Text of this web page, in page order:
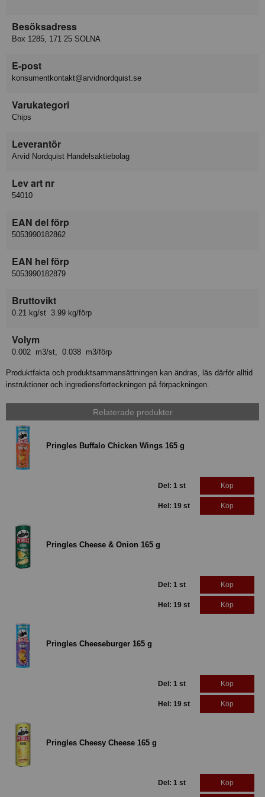
Besöksadress
Box 1285, 171 25 SOLNA
E-post
konsumentkontakt@arvidnordquist.se
Varukategori
Chips
Leverantör
Arvid Nordquist Handelsaktiebolag
Lev art nr
54010
EAN del förp
5053990182862
EAN hel förp
5053990182879
Bruttovikt
0.21 kg/st 3.99 kg/förp
Volym
0.002 m3/st, 0.038 m3/förp
Produktfakta och produktsammansättningen kan ändras, läs därför alltid
instruktioner och ingrediensförteckningen på förpackningen.
Relaterade produkter
Pringles Buffalo Chicken Wings 165 g
Del: 1 st Köp
Hel: 19 st Köp
Pringles Cheese & Onion 165 g
Del: 1 st Köp
Hel: 19 st Köp
Pringles Cheeseburger 165 g
Del: 1 st Köp
Hel: 19 st Köp
Pringles Cheesy Cheese 165 g
Del: 1 st Köp